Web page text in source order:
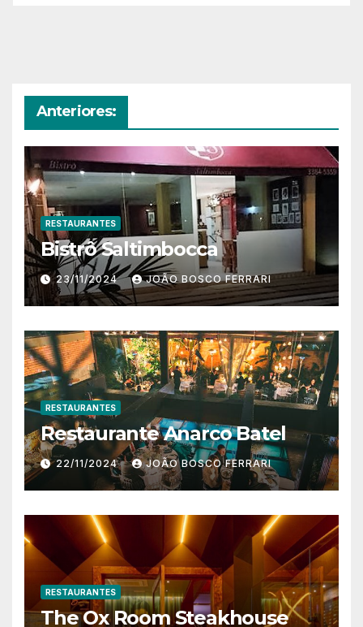
Anteriores:
RESTAURANTES
Bistrô Saltimbocca
23/11/2024 JOÃO BOSCO FERRARI
RESTAURANTES
Restaurante Anarco Batel
22/11/2024 JOÃO BOSCO FERRARI
RESTAURANTES
The Ox Room Steakhouse